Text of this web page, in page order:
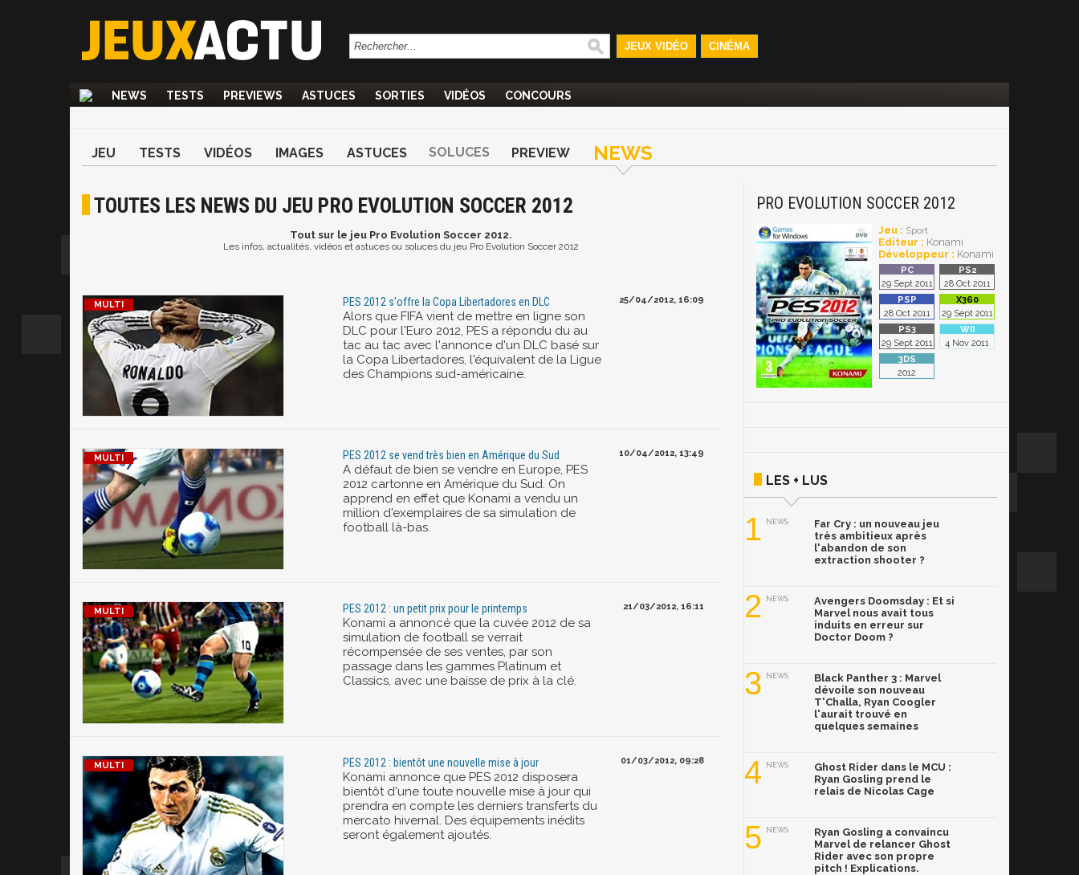
JEUX VIDÉO CINÉMA
NEWS TESTS PREVIEWS ASTUCES SORTIES VIDÉOS CONCOURS
JEU TESTS VIDÉOS IMAGES ASTUCES SOLUCES PREVIEW NEWS
TOUTES LES NEWS DU JEU PRO EVOLUTION SOCCER 2012
Tout sur le jeu Pro Evolution Soccer 2012.
Les infos, actualités, vidéos et astuces ou soluces du jeu Pro Evolution Soccer 2012
PES 2012 s'offre la Copa Libertadores en DLC
Alors que FIFA vient de mettre en ligne son
DLC pour l'Euro 2012, PES a répondu du au
tac au tac avec l'annonce d'un DLC basé sur
la Copa Libertadores, l'équivalent de la Ligue
des Champions sud-américaine.
25/04/2012, 16:09
PES 2012 se vend très bien en Amérique du Sud
A défaut de bien se vendre en Europe, PES
2012 cartonne en Amérique du Sud. On
apprend en effet que Konami a vendu un
million d'exemplaires de sa simulation de
football là-bas.
10/04/2012, 13:49
PES 2012 : un petit prix pour le printemps
Konami a annoncé que la cuvée 2012 de sa
simulation de football se verrait
récompensée de ses ventes, par son
passage dans les gammes Platinum et
Classics, avec une baisse de prix à la clé.
21/03/2012, 16:11
PES 2012 : bientôt une nouvelle mise à jour
Konami annonce que PES 2012 disposera
bientôt d'une toute nouvelle mise à jour qui
prendra en compte les derniers transferts du
mercato hivernal. Des équipements inédits
seront également ajoutés.
01/03/2012, 09:28
PRO EVOLUTION SOCCER 2012
Jeu : Sport
Editeur : Konami
Développeur : Konami
29 Sept 2011 28 Oct 2011
28 Oct 2011 29 Sept 2011
29 Sept 2011 4 Nov 2011
2012
LES + LUS
1 NEWS
Far Cry : un nouveau jeu
très ambitieux après
l'abandon de son
extraction shooter ?
2 NEWS
Avengers Doomsday : Et si
Marvel nous avait tous
induits en erreur sur
Doctor Doom ?
3 NEWS
Black Panther 3 : Marvel
dévoile son nouveau
T'Challa, Ryan Coogler
l'aurait trouvé en
quelques semaines
4 NEWS
Ghost Rider dans le MCU :
Ryan Gosling prend le
relais de Nicolas Cage
5 NEWS
Ryan Gosling a convaincu
Marvel de relancer Ghost
Rider avec son propre
pitch ! Explications.